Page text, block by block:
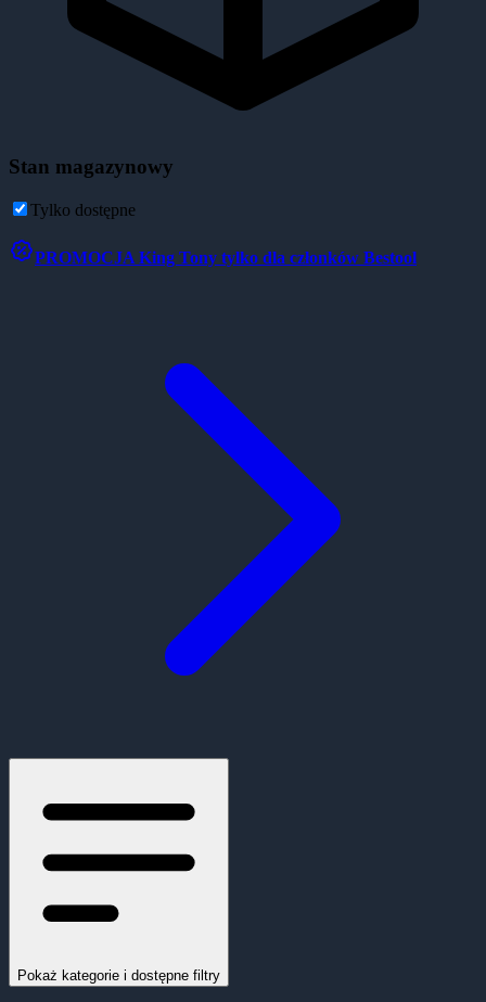
Stan magazynowy
Tylko dostępne
PROMOCJA King Tony tylko dla członków Bestool
Pokaż kategorie i dostępne filtry